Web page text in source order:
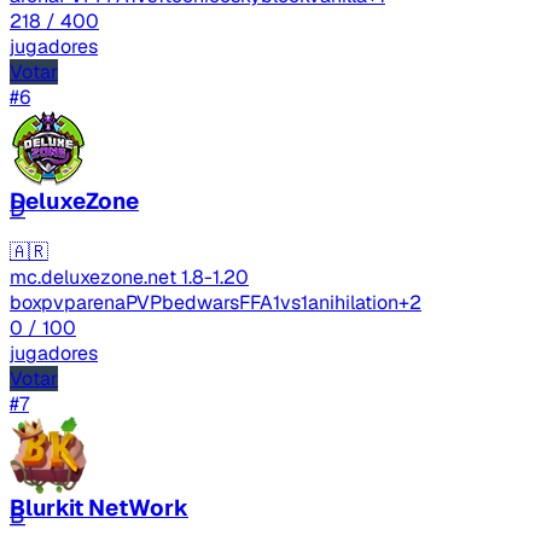
218 / 400
jugadores
Votar
#6
D
DeluxeZone
🇦🇷
mc.deluxezone.net1.8-1.20
boxpvparenaPVPbedwarsFFA1vs1anihilation+2
0 / 100
jugadores
Votar
#7
B
Blurkit NetWork